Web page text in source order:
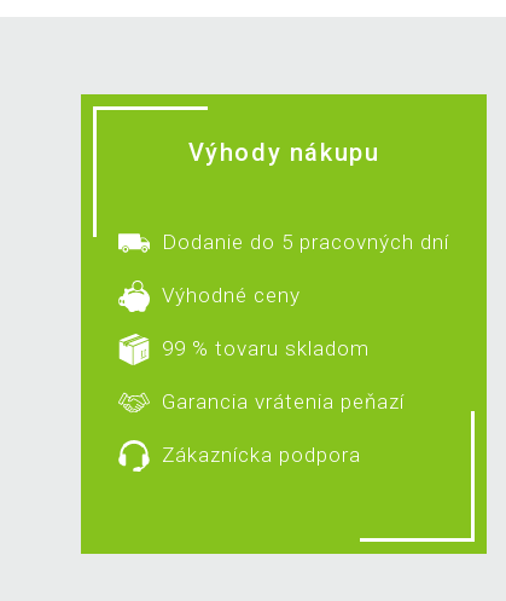
Výhody nákupu
Dodanie do 5 pracovných dní
Výhodné ceny
99 % tovaru skladom
Garancia vrátenia peňazí
Zákaznícka podpora